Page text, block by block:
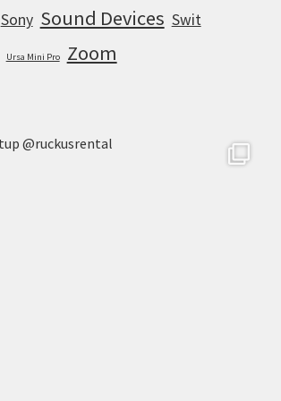
Sony Sound Devices Swit
Ursa Mini Pro Zoom